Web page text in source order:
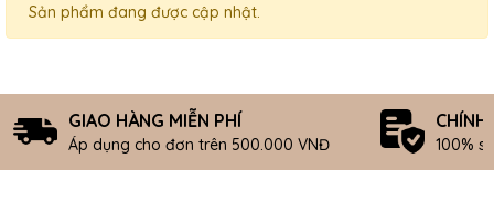
Sản phẩm đang được cập nhật.
GIAO HÀNG MIỄN PHÍ
Áp dụng cho đơn trên 500.000 VNĐ
CHÍNH
100%